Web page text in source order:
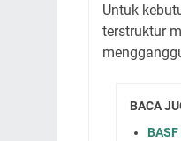
Untuk
terstruktur
BACA